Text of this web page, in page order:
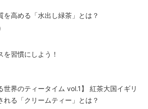
を高める「水出し緑茶」とは？
を習慣にしよう！
世界のティータイム vol.1】 紅茶大国イギリ
れる「クリームティー」とは？